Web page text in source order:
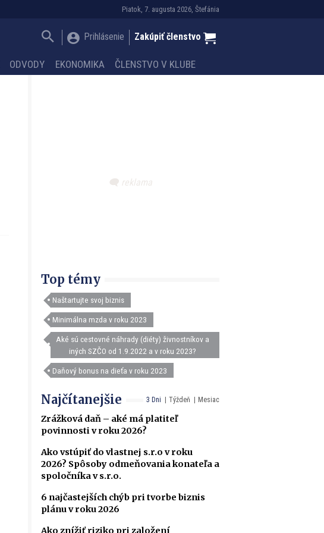
Piatok, 7. augusta 2026, Štefánia
Prihlásenie Zakúpiť členstvo
ODVODY EKONOMIKA ČLENSTVO V KLUBE
Top témy
Naštartujte svoj biznis
Minimálna mzda v roku 2023
Aké sú cestovné náhrady (diéty) živnostníkov a
iných SZČO od 1.9.2022 a v roku 2023?
Daňový bonus na dieťa v roku 2023
3 Dni Týždeň Mesiac
Najčítanejšie
Zrážková daň – aké má platiteľ
povinnosti v roku 2026?
Ako vstúpiť do vlastnej s.r.o v roku
2026? Spôsoby odmeňovania konateľa a
spoločníka v s.r.o.
6 najčastejších chýb pri tvorbe biznis
plánu v roku 2026
Ako znížiť riziko pri založení